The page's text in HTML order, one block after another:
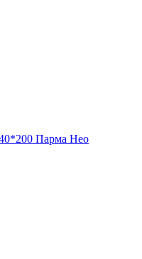
Парма Нео